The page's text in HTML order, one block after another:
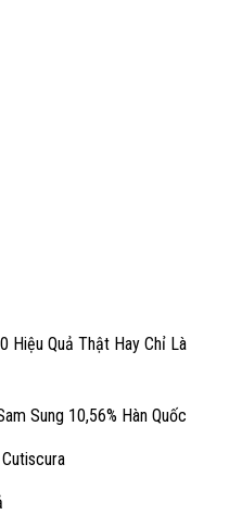
Hiệu Quả Thật Hay Chỉ Là
Sung 10,56% Hàn Quốc